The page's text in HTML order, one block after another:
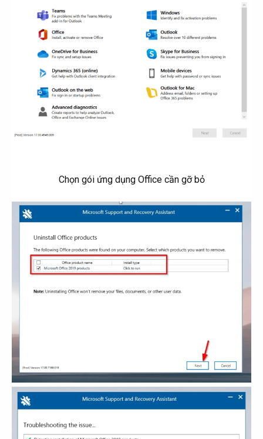
Chọn gói ứng dụng Office cần gỡ bỏ